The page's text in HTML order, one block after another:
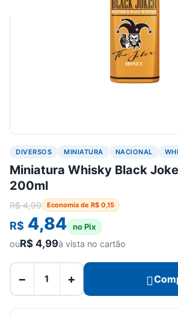
DIVERSOS MINIATURA NACIONAL
Miniatura Whisky Black
200ml
R$4,99 Economia de R$ 0,15
R$ 4,84 no Pix
ouR$ 4,99à vista no cartão
− +